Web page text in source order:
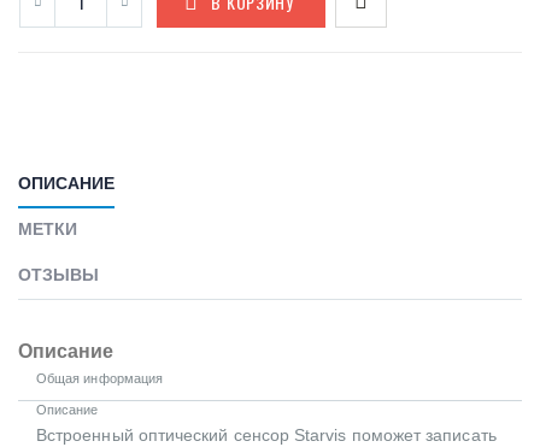
ОПИСАНИЕ
МЕТКИ
ОТЗЫВЫ
Описание
Общая информация
Описание
Встроенный оптический сенсор Starvis поможет записать